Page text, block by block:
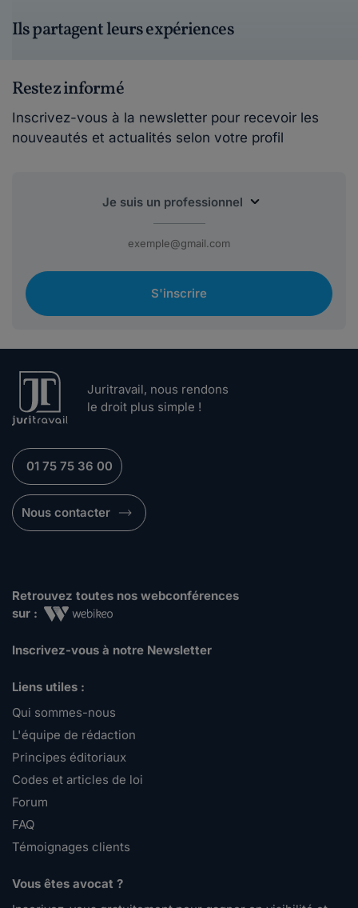
Ils partagent leurs expériences
Restez informé
Inscrivez-vous à la newsletter pour recevoir les
nouveautés et actualités selon votre profil
S'inscrire
Juritravail, nous rendons
le droit plus simple !
01 75 75 36 00
Nous contacter
Retrouvez toutes nos webconférences
sur :
Inscrivez-vous à notre Newsletter
Liens utiles :
Qui sommes-nous
L'équipe de rédaction
Principes éditoriaux
Codes et articles de loi
Forum
FAQ
Témoignages clients
Vous êtes avocat ?